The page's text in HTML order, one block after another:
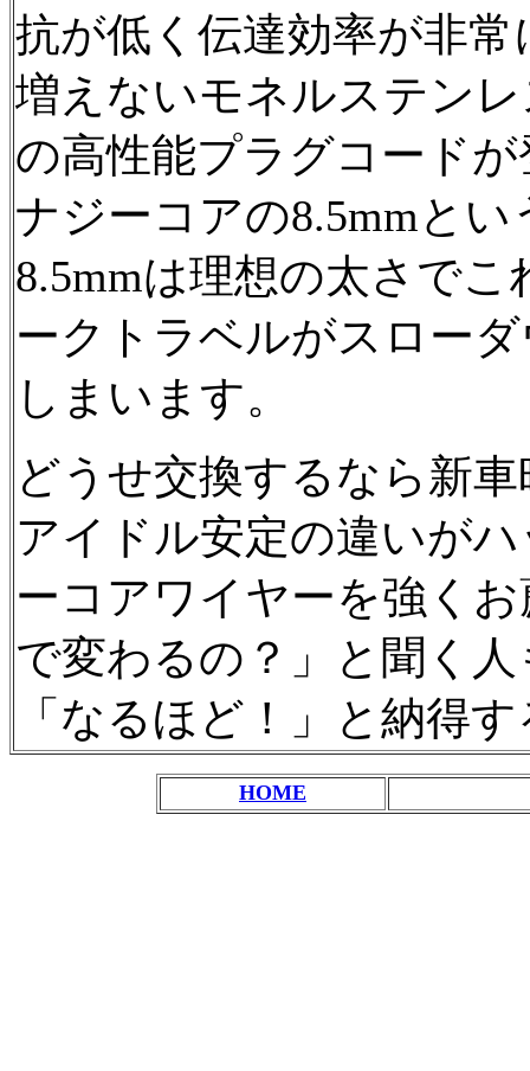
抗が低く伝達効率が非
増えないモネルステン
の高性能プラグコード
ナジーコアの8.5mmと
8.5mmは理想の太さで
ークトラベルがスロー
しまいます。
どうせ交換するなら新
アイドル安定の違いが
ーコアワイヤーを強く
で変わるの？」と聞く
「なるほど！」と納得
HOME